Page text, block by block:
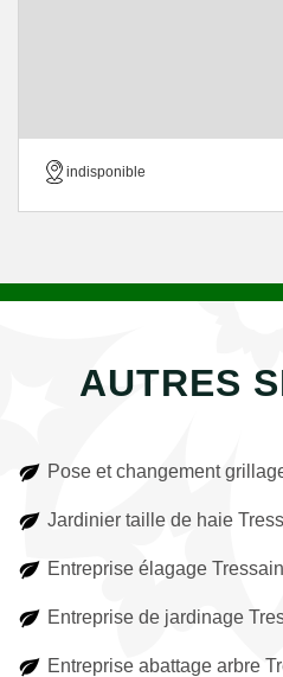
indisponible
AUTRES
Pose et changement
Jardinier taille de haie
Entreprise élagage
Entreprise de jardinage
Entreprise abattage arbre